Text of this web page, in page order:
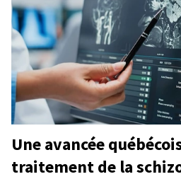
Une avancée
traitement de la